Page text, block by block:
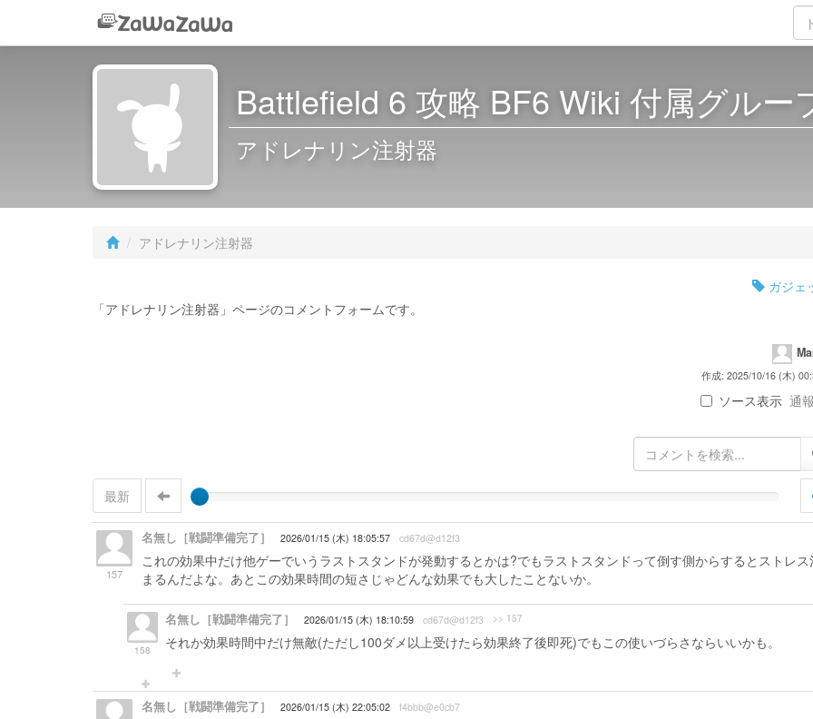
Battlefield 6 攻略 BF6 Wiki 付属グルー
アドレナリン注射器
アドレナリン注射器
ガジェ
「アドレナリン注射器」ページのコメントフォームです。
作成: 2025/10/16 (木)
ソース表示 通
最新
157
名無し［戦闘準備完了］ 2026/01/15 (木) 18:05:57 cd67d@d12f3
これの効果中だけ他ゲーでいうラストスタンドが発動するとかは?でもラストスタンドって倒す側からするとストレス
まるんだよな。あとこの効果時間の短さじゃどんな効果でも大したことないか。
158
名無し［戦闘準備完了］ 2026/01/15 (木) 18:10:59 cd67d@d12f3 >> 157
それか効果時間中だけ無敵(ただし100ダメ以上受けたら効果終了後即死)でもこの使いづらさならいいかも。
名無し［戦闘準備完了］ 2026/01/15 (木) 22:05:02 f4bbb@e0cb7